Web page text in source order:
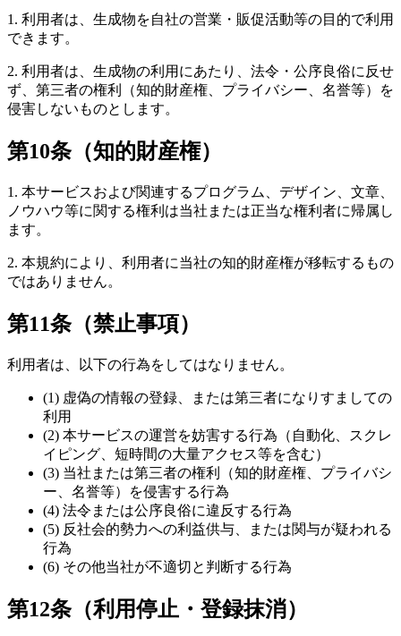
1. 利用者は、生成物を自社の営業・販促活動等の目的で利用
できます。
2. 利用者は、生成物の利用にあたり、法令・公序良俗に反せ
ず、第三者の権利（知的財産権、プライバシー、名誉等）を
侵害しないものとします。
第10条（知的財産権）
1. 本サービスおよび関連するプログラム、デザイン、文章、
ノウハウ等に関する権利は当社または正当な権利者に帰属し
ます。
2. 本規約により、利用者に当社の知的財産権が移転するもの
ではありません。
第11条（禁止事項）
利用者は、以下の行為をしてはなりません。
(1) 虚偽の情報の登録、または第三者になりすましての
利用
(2) 本サービスの運営を妨害する行為（自動化、スクレ
イピング、短時間の大量アクセス等を含む）
(3) 当社または第三者の権利（知的財産権、プライバシ
ー、名誉等）を侵害する行為
(4) 法令または公序良俗に違反する行為
(5) 反社会的勢力への利益供与、または関与が疑われる
行為
(6) その他当社が不適切と判断する行為
第12条（利用停止・登録抹消）